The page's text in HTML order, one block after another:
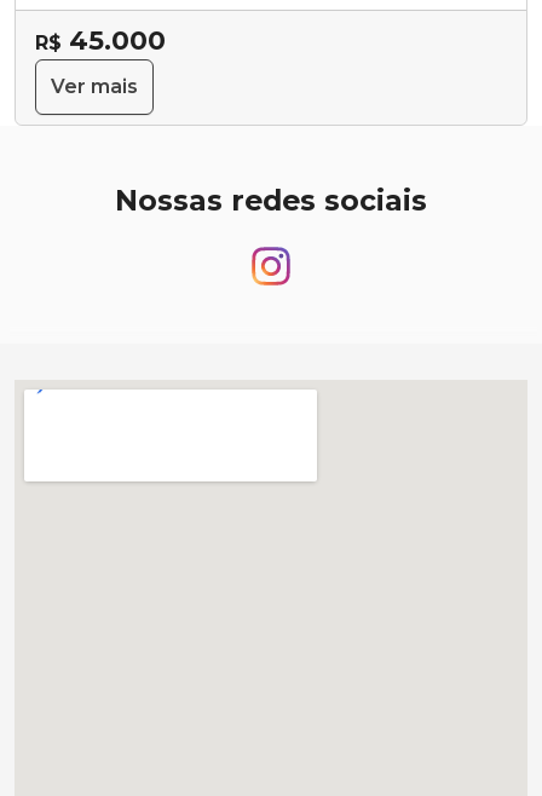
R$ 45.000
Ver mais
Nossas redes sociais